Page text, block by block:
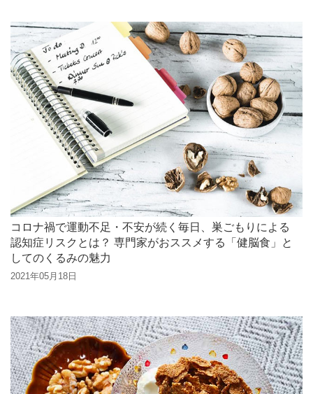
コロナ禍で運動不足・不安が続く毎日、巣ごもりによる
認知症リスクとは？ 専門家がおススメする「健脳食」と
してのくるみの魅力
2021年05月18日